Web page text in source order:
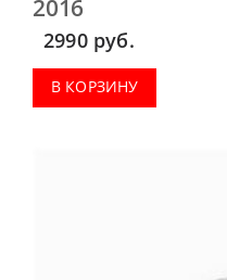
2016
2990 руб.
В КОРЗИНУ